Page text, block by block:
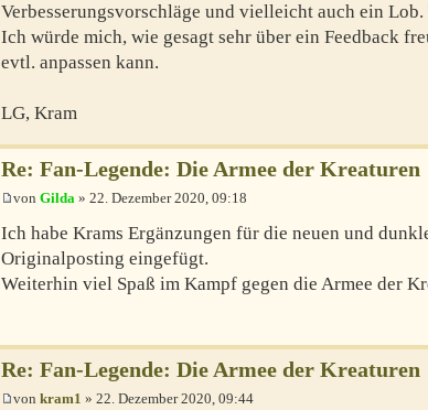
Verbesserungsvorschläge und vielleicht auch ein Lob.
Ich würde mich, wie gesagt sehr über ein Feedback
evtl. anpassen kann.
LG, Kram
Re: Fan-Legende: Die Armee der Kreaturen
von Gilda » 22. Dezember 2020, 09:18
Ich habe Krams Ergänzungen für die neuen und
Originalposting eingefügt.
Weiterhin viel Spaß im Kampf gegen die Armee der
Re: Fan-Legende: Die Armee der Kreaturen
von kram1 » 22. Dezember 2020, 09:44